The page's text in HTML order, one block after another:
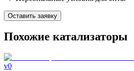
Оставить заявку
Похожие катализаторы
v0